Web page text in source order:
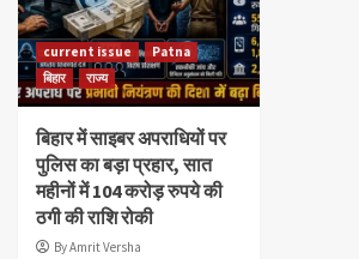
current issue
Patna
बिहार
राज्य
बिहार में साइबर अपराधियों पर
पुलिस का बड़ा प्रहार, सात
महीनों में 104 करोड़ रुपये की
ठगी की राशि रोकी
By Amrit Versha